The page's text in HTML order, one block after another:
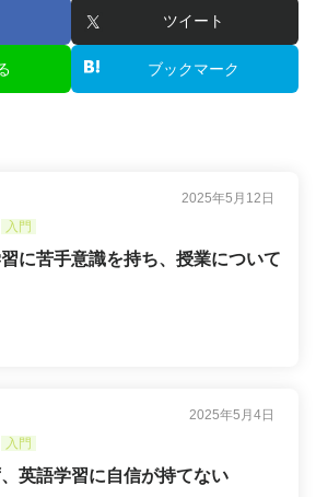
ツイート
ブックマーク
2025年5月12日
入門
に苦手意識を持ち、授業について
2025年5月4日
入門
英語学習に自信が持てない